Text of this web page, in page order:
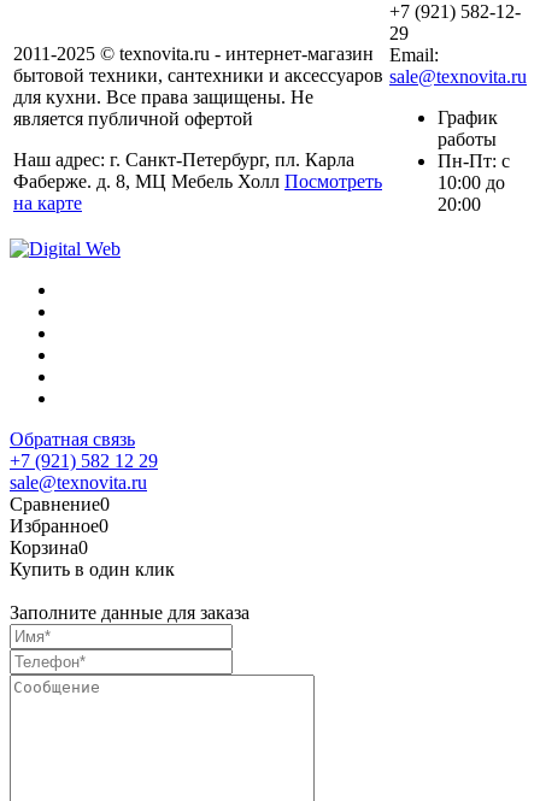
2011-2025 © texnovita.ru - интернет-магазин
бытовой техники, сантехники и аксессуаров
для кухни. Все права защищены. Не
является публичной офертой
Наш адрес: г. Санкт-Петербург, пл. Карла
Фаберже. д. 8, МЦ Мебель Холл Посмотреть
на карте
+7 (921) 582-12-
29
Email:
sale@texnovita.ru
График
работы
Пн-Пт: с
10:00 до
20:00
Обратная связь
+7 (921) 582 12 29
sale@texnovita.ru
Сравнение0
Избранное0
Корзина0
Купить в один клик
Заполните данные для заказа